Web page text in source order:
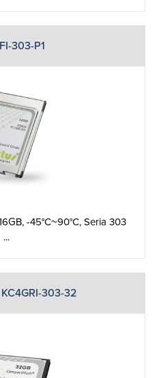
303-P1
-45°C~90°C, Seria 303
...
303-32